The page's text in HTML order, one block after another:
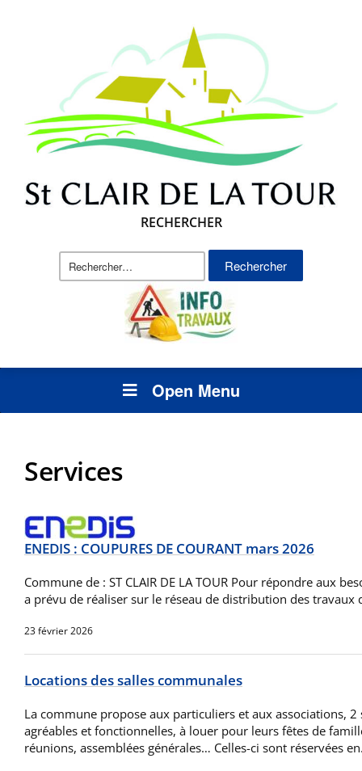
RECHERCHER
Rechercher :
Open Menu
Services
ENEDIS : COUPURES DE COURANT mars 2026
Commune de : ST CLAIR DE LA TOUR Pour répondre aux
a prévu de réaliser sur le réseau de distribution des
23 février 2026
Locations des salles communales
La commune propose aux particuliers et aux associations, 2
agréables et fonctionnelles, à louer pour leurs fêtes de
réunions, assemblées générales… Celles-ci sont réservées